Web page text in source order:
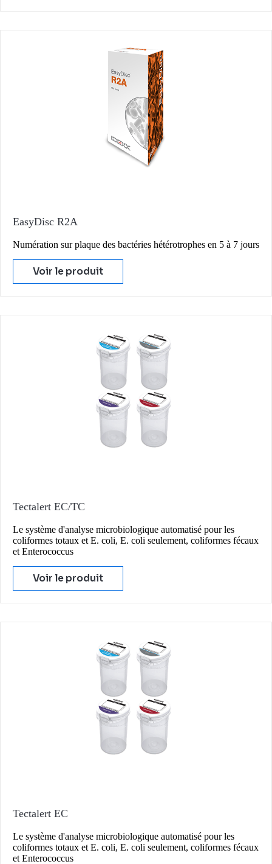
EasyDisc R2A
Numération sur plaque des bactéries hétérotrophes en 5 à 7 jours
Voir le produit
Tectalert EC/TC
Le système d'analyse microbiologique automatisé pour les
coliformes totaux et E. coli, E. coli seulement, coliformes fécaux
et Enterococcus
Voir le produit
Tectalert EC
Le système d'analyse microbiologique automatisé pour les
coliformes totaux et E. coli, E. coli seulement, coliformes fécaux
et Enterococcus